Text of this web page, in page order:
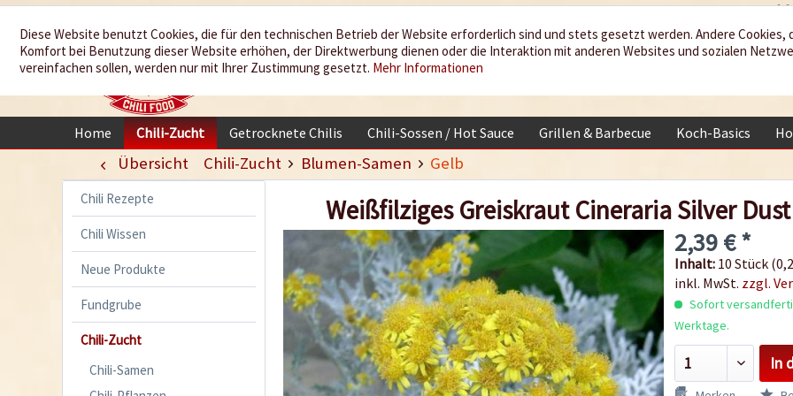
Wir würzen
Ihr Leben
Home Chili-Zucht Getrocknete Chilis Chili-Sossen / Hot Sauce Grillen & Barbecue Koch-Basics
Übersicht Chili-Zucht Blumen-Samen Gelb
Chili Rezepte
Chili Wissen
Neue Produkte
Fundgrube
Chili-Zucht
Chili-Samen
Weißfilziges Greiskraut Cineraria Silver
2,39 € *
Inhalt: 10 Stück
inkl. MwSt. zzgl.
Sofort
Werktage.
In
Diese Website benutzt Cookies, die für den technischen Betrieb der Website erforderlich sind und stets gesetzt werden. Andere Cookies,
Komfort bei Benutzung dieser Website erhöhen, der Direktwerbung dienen oder die Interaktion mit anderen Websites und sozialen
vereinfachen sollen, werden nur mit Ihrer Zustimmung gesetzt. Mehr Informationen